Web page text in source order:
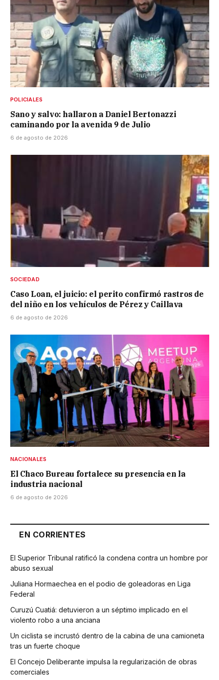
POLICIALES
Sano y salvo: hallaron a Daniel Bertonazzi
caminando por la avenida 9 de Julio
6 de agosto de 2026
SOCIEDAD
Caso Loan, el juicio: el perito confirmó rastros de
del niño en los vehículos de Pérez y Caillava
6 de agosto de 2026
NACIONALES
El Chaco Bureau fortalece su presencia en la
industria nacional
6 de agosto de 2026
EN CORRIENTES
El Superior Tribunal ratificó la condena contra un hombre por
abuso sexual
Juliana Hormaechea en el podio de goleadoras en Liga
Federal
Curuzú Cuatiá: detuvieron a un séptimo implicado en el
violento robo a una anciana
Un ciclista se incrustó dentro de la cabina de una camioneta
tras un fuerte choque
El Concejo Deliberante impulsa la regularización de obras
comerciales